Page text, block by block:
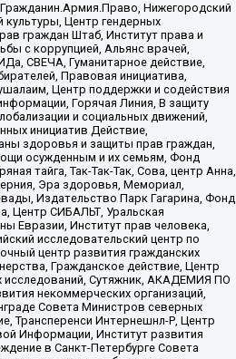
Нижегородский
культуры, Центр гендерных
граждан Штаб, Институт права и
с коррупцией, Альянс врачей,
СВЕЧА, Гуманитарное действие,
Правовая инициатива,
Центр поддержки и содействия
Горячая Линия, В защиту
и социальных движений,
инициатив Действие,
здоровья и защиты прав граждан,
осужденным и их семьям, Фонд
тайга, Так-Так-Так, Сова, центр Анна,
Эра здоровья, Мемориал,
Издательство Парк Гагарина, Фонд
Центр СИБАЛЬТ, Уральская
Евразии, Институт прав человека,
исследовательский центр по
центр развития гражданских
Гражданское действие, Центр
исследований, Сутяжник, АКАДЕМИЯ ПО
некоммерческих организаций,
Совета Министров северных
Трансперенси Интернешнл-Р, Центр
Информации, Институт развития
в Санкт-Петербурге Совета